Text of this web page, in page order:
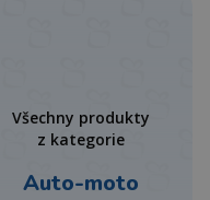
Všechny produkty
z kategorie
Auto-moto